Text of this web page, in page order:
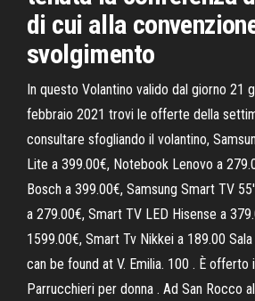
di cui alla
svolgimento
In questo Volantino valido dal giorno 21
febbraio 2021 trovi le offerte della
consultare sfogliando il volantino,
Lite a 399.00€, Notebook Lenovo a
Bosch a 399.00€, Samsung Smart TV
a 279.00€, Smart TV LED Hisense a
1599.00€, Smart Tv Nikkei a 189.00 Sala
can be found at V. Emilia. 100 . È offerto
Parrucchieri per donna . Ad San Rocco